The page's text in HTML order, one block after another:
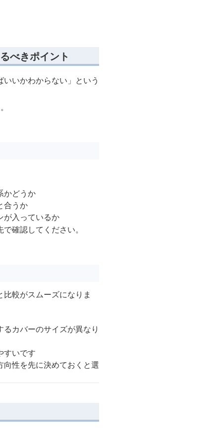
べきポイント
いかわからない」という
かどうか
合うか
が入っているか
確認してください。
較がスムーズになりま
カバーのサイズが異なり
すいです
性を先に決めておくと選